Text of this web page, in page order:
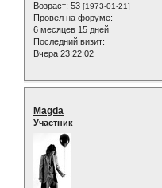
Возраст: 53 [1973-01-21]
Провел на форуме:
6 месяцев 15 дней
Последний визит:
Вчера 23:22:02
Magda
Участник